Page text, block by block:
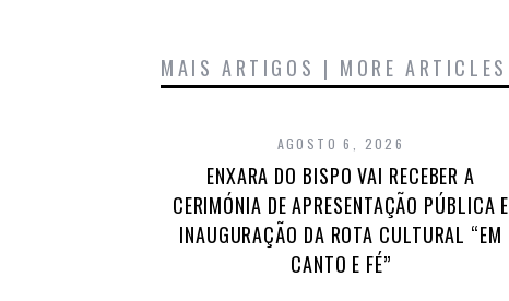
MAIS ARTIGOS | MORE ARTICLES
AGOSTO 6, 2026
ENXARA DO BISPO VAI RECEBER A
CERIMÓNIA DE APRESENTAÇÃO PÚBLICA E
INAUGURAÇÃO DA ROTA CULTURAL “EM
CANTO E FÉ”